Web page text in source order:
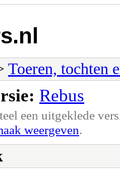
Toeren, tochten
Rebus
een uitgeklede
weergeven.